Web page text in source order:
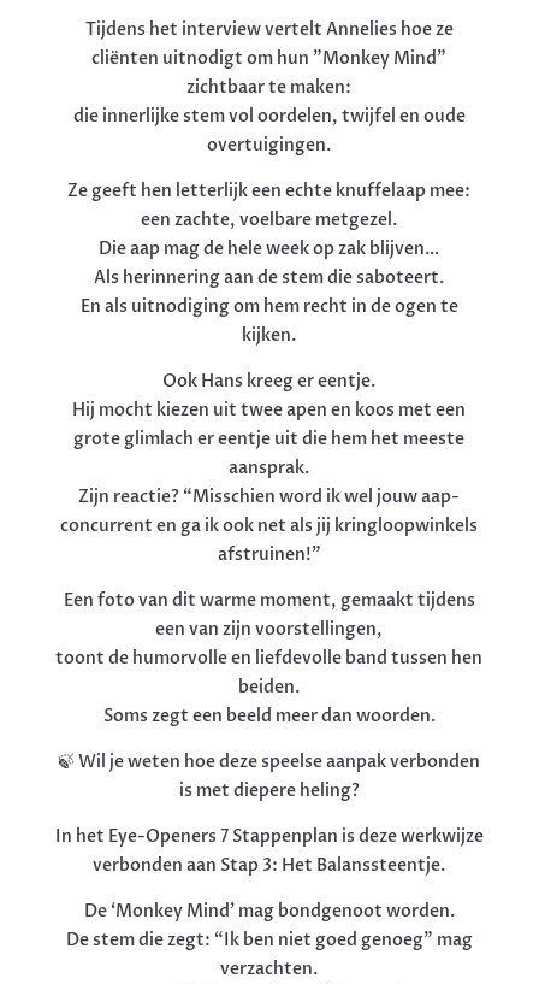
Tijdens het interview vertelt Annelies hoe ze
cliënten uitnodigt om hun ”Monkey Mind”
zichtbaar te maken:
die innerlijke stem vol oordelen, twijfel en oude
overtuigingen.
Ze geeft hen letterlijk een echte knuffelaap mee:
een zachte, voelbare metgezel.
Die aap mag de hele week op zak blijven…
Als herinnering aan de stem die saboteert.
En als uitnodiging om hem recht in de ogen te
kijken.
Ook Hans kreeg er eentje.
Hij mocht kiezen uit twee apen en koos met een
grote glimlach er eentje uit die hem het meeste
aansprak.
Zijn reactie? “Misschien word ik wel jouw aap-
concurrent en ga ik ook net als jij kringloopwinkels
afstruinen!”
Een foto van dit warme moment, gemaakt tijdens
een van zijn voorstellingen,
toont de humorvolle en liefdevolle band tussen hen
beiden.
Soms zegt een beeld meer dan woorden.
🍃 Wil je weten hoe deze speelse aanpak verbonden
is met diepere heling?
In het Eye-Openers 7 Stappenplan is deze werkwijze
verbonden aan Stap 3: Het Balanssteentje.
De ‘Monkey Mind’ mag bondgenoot worden.
De stem die zegt: “Ik ben niet goed genoeg” mag
verzachten.